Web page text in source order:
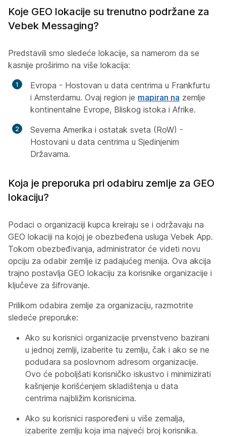
Koje GEO lokacije su trenutno podržane za
Vebek Messaging?
Predstavili smo sledeće lokacije, sa namerom da se
kasnije proširimo na više lokacija:
Evropa - Hostovan u data centrima u Frankfurtu
i Amsterdamu. Ovaj region je mapiran na zemlje
kontinentalne Evrope, Bliskog istoka i Afrike.
Severna Amerika i ostatak sveta (RoW) -
Hostovani u data centrima u Sjedinjenim
Državama.
Koja je preporuka pri odabiru zemlje za GEO
lokaciju?
Podaci o organizaciji kupca kreiraju se i održavaju na
GEO lokaciji na kojoj je obezbeđena usluga Vebek App.
Tokom obezbeđivanja, administrator će videti novu
opciju za odabir zemlje iz padajućeg menija. Ova akcija
trajno postavlja GEO lokaciju za korisnike organizacije i
ključeve za šifrovanje.
Prilikom odabira zemlje za organizaciju, razmotrite
sledeće preporuke:
Ako su korisnici organizacije prvenstveno bazirani
u jednoj zemlji, izaberite tu zemlju, čak i ako se ne
podudara sa poslovnom adresom organizacije.
Ovo će poboljšati korisničko iskustvo i minimizirati
kašnjenje korišćenjem skladištenja u data
centrima najbližim korisnicima.
Ako su korisnici raspoređeni u više zemalja,
izaberite zemlju koja ima najveći broj korisnika.